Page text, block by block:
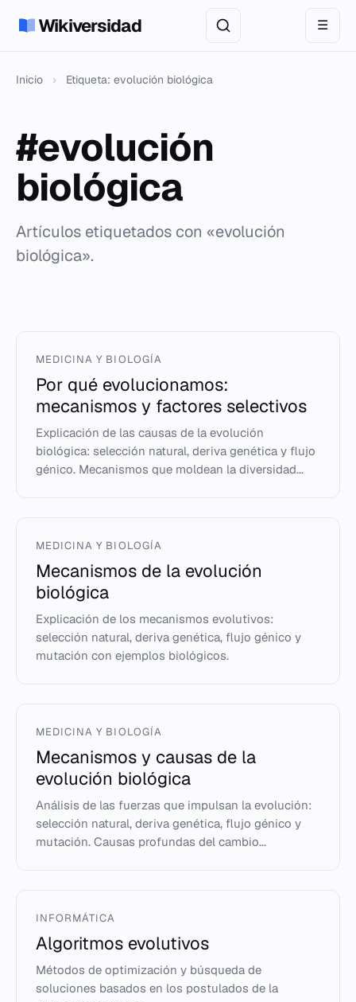
Wikiversidad ☰
Inicio › Etiqueta: evolución biológica
#evolución
biológica
Artículos etiquetados con «evolución
biológica».
MEDICINA Y BIOLOGÍA
Por qué evolucionamos:
mecanismos y factores selectivos
Explicación de las causas de la evolución
biológica: selección natural, deriva genética y flujo
génico. Mecanismos que moldean la diversidad...
MEDICINA Y BIOLOGÍA
Mecanismos de la evolución
biológica
Explicación de los mecanismos evolutivos:
selección natural, deriva genética, flujo génico y
mutación con ejemplos biológicos.
MEDICINA Y BIOLOGÍA
Mecanismos y causas de la
evolución biológica
Análisis de las fuerzas que impulsan la evolución:
selección natural, deriva genética, flujo génico y
mutación. Causas profundas del cambio...
INFORMÁTICA
Algoritmos evolutivos
Métodos de optimización y búsqueda de
soluciones basados en los postulados de la